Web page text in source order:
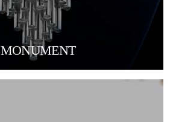
MONUMENT